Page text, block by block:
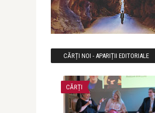
CĂRȚI NOI - APARIȚII EDITORIALE
CĂRȚI